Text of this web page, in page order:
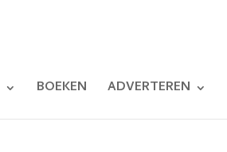
BOEKEN ADVERTEREN